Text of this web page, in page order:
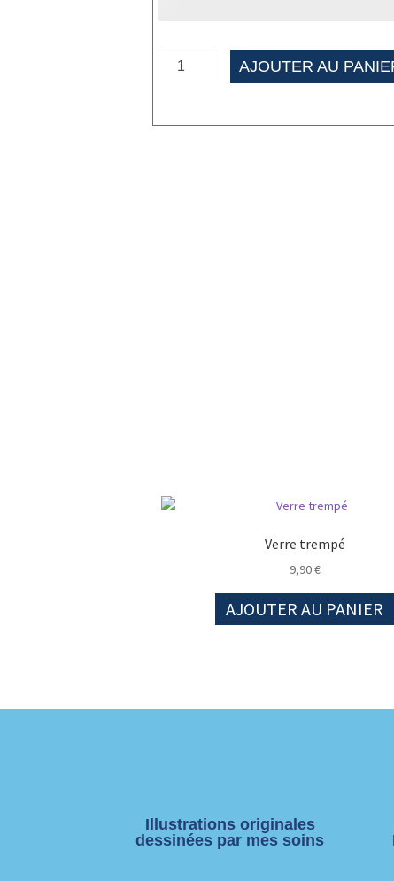
AJOUTER AU
Verre trempé
9,90€
AJOUTER AU PANIER
Illustrations originales
dessinées par mes soins